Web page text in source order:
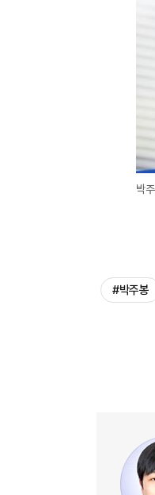
박
#박주봉